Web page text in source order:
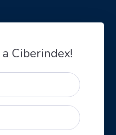
Ciberindex!